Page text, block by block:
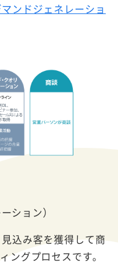
ンドジェネレーショ
ション）
込み客を獲得して商
ングプロセスです。